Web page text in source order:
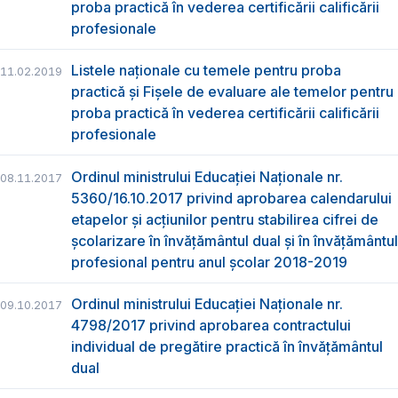
proba practică în vederea certificării calificării
profesionale
11.02.2019
Listele naționale cu temele pentru proba
practică și Fișele de evaluare ale temelor pentru
proba practică în vederea certificării calificării
profesionale
08.11.2017
Ordinul ministrului Educaţiei Naţionale nr.
5360/16.10.2017 privind aprobarea calendarului
etapelor și acțiunilor pentru stabilirea cifrei de
școlarizare în învățământul dual și în învățământul
profesional pentru anul școlar 2018-2019
09.10.2017
Ordinul ministrului Educației Naționale nr.
4798/2017 privind aprobarea contractului
individual de pregătire practică în învățământul
dual